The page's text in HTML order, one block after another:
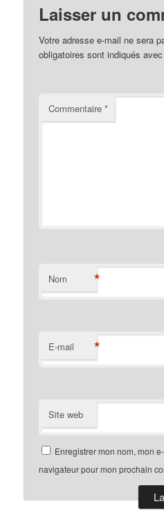
Laisser un
Votre adresse e-mail ne sera
obligatoires sont indiqués
Commentaire*
Nom *
E-mail *
Site web
Enregistrer mon nom, mon
navigateur pour mon prochain